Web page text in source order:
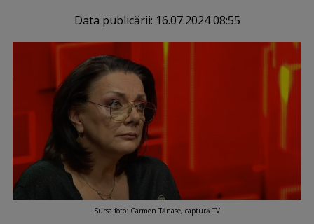
Data publicării: 16.07.2024 08:55
Sursa foto: Carmen Tănase, captură TV